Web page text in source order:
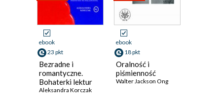
ebook
23 pkt
Bezradne i
romantyczne.
Bohaterki lektur
dla szkoły
Aleksandra Korczak
ebook
18 pkt
Oralność i
piśmienność
Walter Jackson Ong